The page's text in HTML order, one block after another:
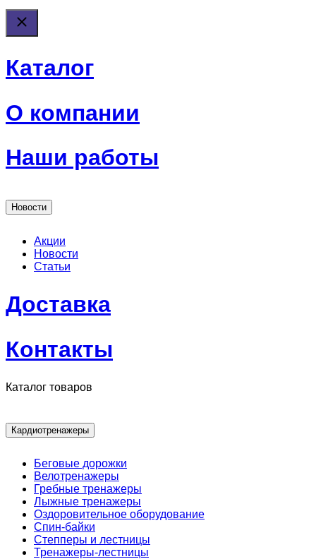
Каталог
О компании
Наши работы
Новости
Акции
Новости
Статьи
Доставка
Контакты
Каталог товаров
Кардиотренажеры
Беговые дорожки
Велотренажеры
Гребные тренажеры
Лыжные тренажеры
Оздоровительное оборудование
Спин-байки
Степперы и лестницы
Тренажеры-лестницы